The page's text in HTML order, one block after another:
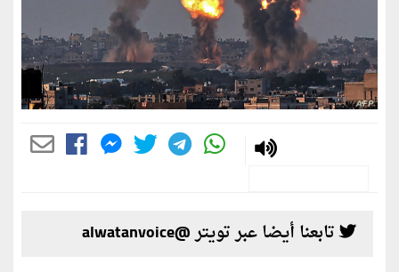
تابعنا أيضا عبر تويتر @alwatanvoice